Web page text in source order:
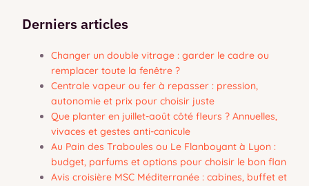
Derniers articles
Changer un double vitrage : garder le cadre ou
remplacer toute la fenêtre ?
Centrale vapeur ou fer à repasser : pression,
autonomie et prix pour choisir juste
Que planter en juillet-août côté fleurs ? Annuelles,
vivaces et gestes anti-canicule
Au Pain des Traboules ou Le Flanboyant à Lyon :
budget, parfums et options pour choisir le bon flan
Avis croisière MSC Méditerranée : cabines, buffet et